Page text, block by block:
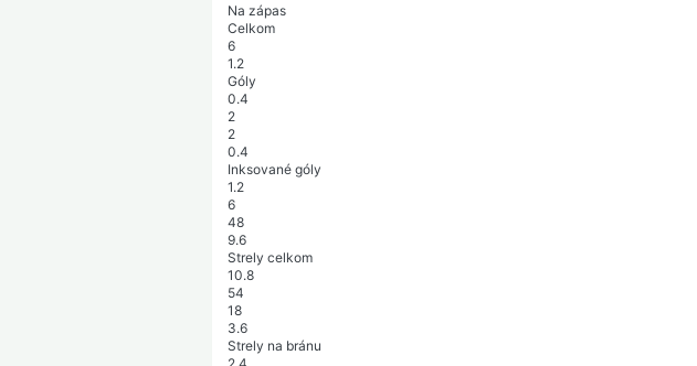
Na zápas
Celkom
6
1.2
Góly
0.4
2
2
0.4
Inksované góly
1.2
6
48
9.6
Strely celkom
10.8
54
18
3.6
Strely na bránu